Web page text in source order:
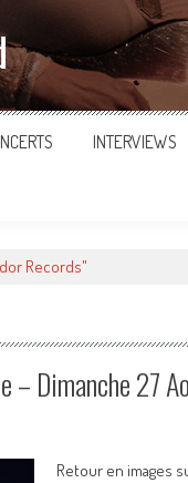
INTERVIEWS
Records"
– Dimanche 27
Retour en images